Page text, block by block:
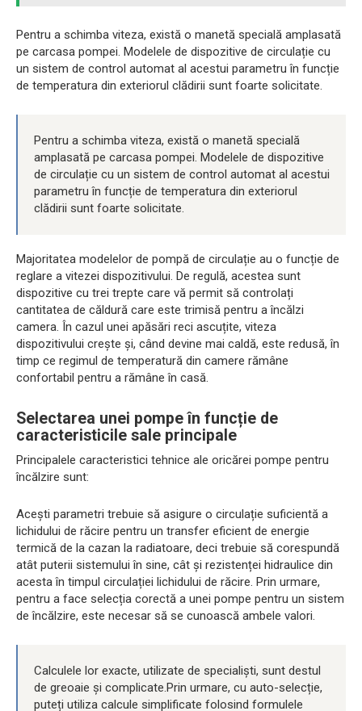
Pentru a schimba viteza, există o manetă specială amplasată
pe carcasa pompei. Modelele de dispozitive de circulație cu
un sistem de control automat al acestui parametru în funcție
de temperatura din exteriorul clădirii sunt foarte solicitate.
Pentru a schimba viteza, există o manetă specială
amplasată pe carcasa pompei. Modelele de dispozitive
de circulație cu un sistem de control automat al acestui
parametru în funcție de temperatura din exteriorul
clădirii sunt foarte solicitate.
Majoritatea modelelor de pompă de circulație au o funcție de
reglare a vitezei dispozitivului. De regulă, acestea sunt
dispozitive cu trei trepte care vă permit să controlați
cantitatea de căldură care este trimisă pentru a încălzi
camera. În cazul unei apăsări reci ascuțite, viteza
dispozitivului crește și, când devine mai caldă, este redusă, în
timp ce regimul de temperatură din camere rămâne
confortabil pentru a rămâne în casă.
Selectarea unei pompe în funcție de
caracteristicile sale principale
Principalele caracteristici tehnice ale oricărei pompe pentru
încălzire sunt:
Acești parametri trebuie să asigure o circulație suficientă a
lichidului de răcire pentru un transfer eficient de energie
termică de la cazan la radiatoare, deci trebuie să corespundă
atât puterii sistemului în sine, cât și rezistenței hidraulice din
acesta în timpul circulației lichidului de răcire. Prin urmare,
pentru a face selecția corectă a unei pompe pentru un sistem
de încălzire, este necesar să se cunoască ambele valori.
Calculele lor exacte, utilizate de specialiști, sunt destul
de greoaie și complicate.Prin urmare, cu auto-selecție,
puteți utiliza calcule simplificate folosind formulele